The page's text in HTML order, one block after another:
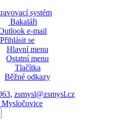
systém
Bakaláři
e-mail
Přihlásit se
Hlavní menu
Ostatní menu
Tlačítka
Běžné odkazy
, zsmysl@zsmysl.cz
Mysločovice